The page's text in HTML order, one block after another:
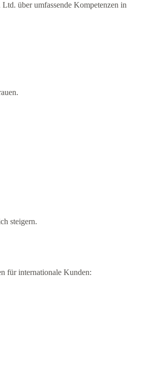
über umfassende Kompetenzen in
steigern.
für internationale Kunden: